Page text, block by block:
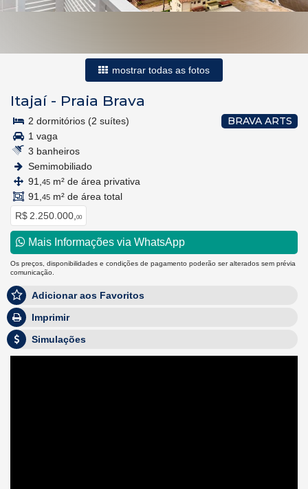
mostrar todas as fotos
Itajaí- Praia Brava
BRAVA ARTS
2 dormitórios (2 suítes)
1 vaga
3 banheiros
Semimobiliado
91, 45 m² de área privativa
91, 45 m² de área total
R$ 2.250.000, 00
Mais Informações via WhatsApp
Os preços, disponibilidades e condições de pagamento poderão ser alterados sem prévia
comunicação.
Adicionar aos Favoritos
Imprimir
Simulações